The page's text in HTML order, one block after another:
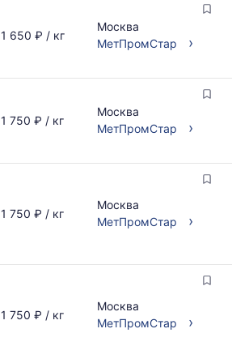
1 650 ₽ / кг
Москва
МетПромСтар
›
1 750 ₽ / кг
Москва
МетПромСтар
›
1 750 ₽ / кг
Москва
МетПромСтар
›
1 750 ₽ / кг
Москва
МетПромСтар
›